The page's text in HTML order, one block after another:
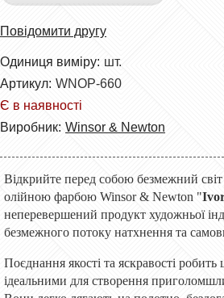
Повідомити другу
Одиниця виміру: шт.
Артикул: WNOP-660
Є в наявності
Виробник: Winsor & Newton
Відкрийте перед собою безмежний світ
олійною фарбою Winsor & Newton "
неперевершений продукт художньої
безмежного потоку натхнення та
Поєднання якості та яскравості робить
ідеальними для створення